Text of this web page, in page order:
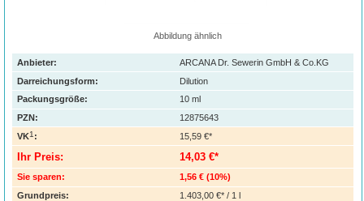
Abbildung ähnlich
Anbieter:
ARCANA Dr. Sewerin GmbH & Co.KG
Darreichungsform:
Dilution
Packungsgröße:
10 ml
PZN:
12875643
VK1: 15,59 €*
Ihr Preis: 14,03 €*
Sie sparen: 1,56 € (10%)
Grundpreis:
1.403,00 €* / 1 l